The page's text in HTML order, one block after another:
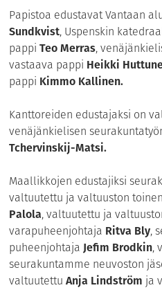
Papistoa edustavat Vantaan
Sundkvist, Uspenskin
pappiTeo Merras,
vastaava pappi Heikki
pappi Kimmo Kallinen.
Kanttoreiden edustajaksi on
venäjänkielisen
Tchervinskij-Matsi.
Maallikkojen edustajiksi
valtuutettu ja valtuuston
Palola, valtuutettu ja
varapuheenjohtaja Ritva Bly,
puheenjohtajaJefim Brodkin,
seurakuntamme neuvoston
valtuutettuAnja Lindström ja